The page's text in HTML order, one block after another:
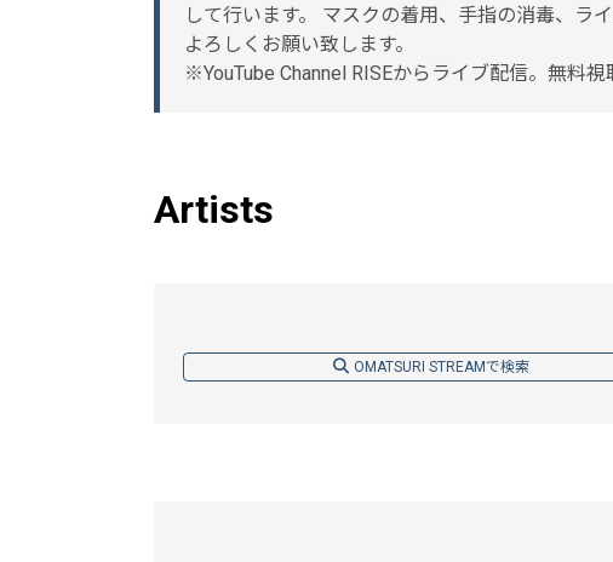
して行います。 マスクの着用、手指の消毒、ラ
よろしくお願い致します。
※YouTube Channel RISEからライブ配信。無料
Artists
OMATSURI STREAMで検索